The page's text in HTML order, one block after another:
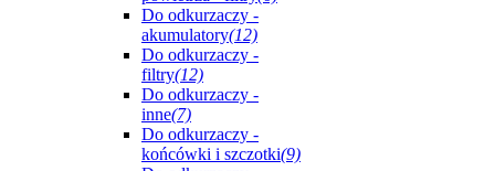
Do odkurzaczy -
akumulatory(12)
Do odkurzaczy -
filtry(12)
Do odkurzaczy -
inne(7)
Do odkurzaczy -
końcówki i szczotki(9)